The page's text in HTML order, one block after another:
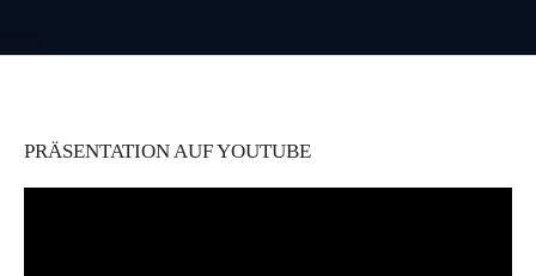
PRÄSENTATION AUF YOUTUBE